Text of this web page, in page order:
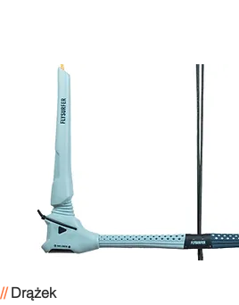
//Drążek